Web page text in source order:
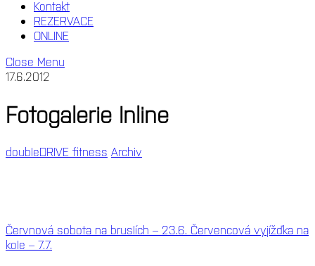
Kontakt
REZERVACE
ONLINE
Close Menu
17.6.2012
Fotogalerie Inline
doubleDRIVE fitness Archiv
Červnová sobota na bruslích – 23.6. Červencová vyjížďka na
kole – 7.7.